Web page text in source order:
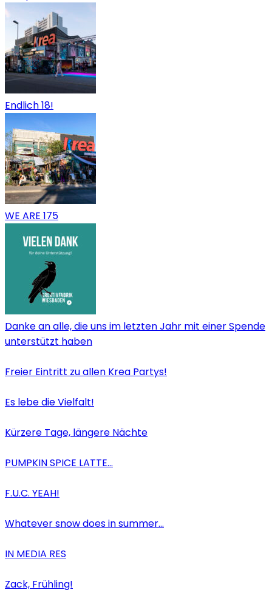
Endlich 18!
WE ARE 175
Danke an alle, die uns im letzten Jahr mit einer Spende
unterstützt haben
Freier Eintritt zu allen Krea Partys!
Es lebe die Vielfalt!
Kürzere Tage, längere Nächte
PUMPKIN SPICE LATTE…
F.U.C. YEAH!
Whatever snow does in summer…
IN MEDIA RES
Zack, Frühling!